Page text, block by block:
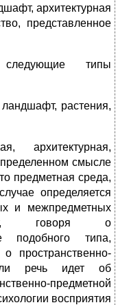
архитектурная
представленное
следующие типы
растения,
архитектурная,
смысле
предметная среда,
определяется
и межпредметных
говоря о
подобного типа,
о пространственно-
речь идет об
предметной
восприятия